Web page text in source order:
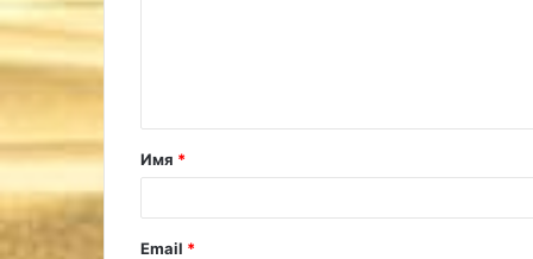
т
а
Имя *
Email *